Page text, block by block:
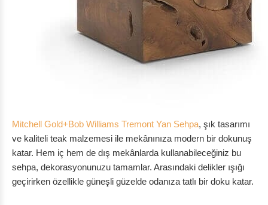
Mitchell Gold+Bob Williams Tremont Yan Sehpa, şık tasarımı
ve kaliteli teak malzemesi ile mekânınıza modern bir dokunuş
katar. Hem iç hem de dış mekânlarda kullanabileceğiniz bu
sehpa, dekorasyonunuzu tamamlar. Arasındaki delikler ışığı
geçirirken özellikle güneşli güzelde odanıza tatlı bir doku katar.